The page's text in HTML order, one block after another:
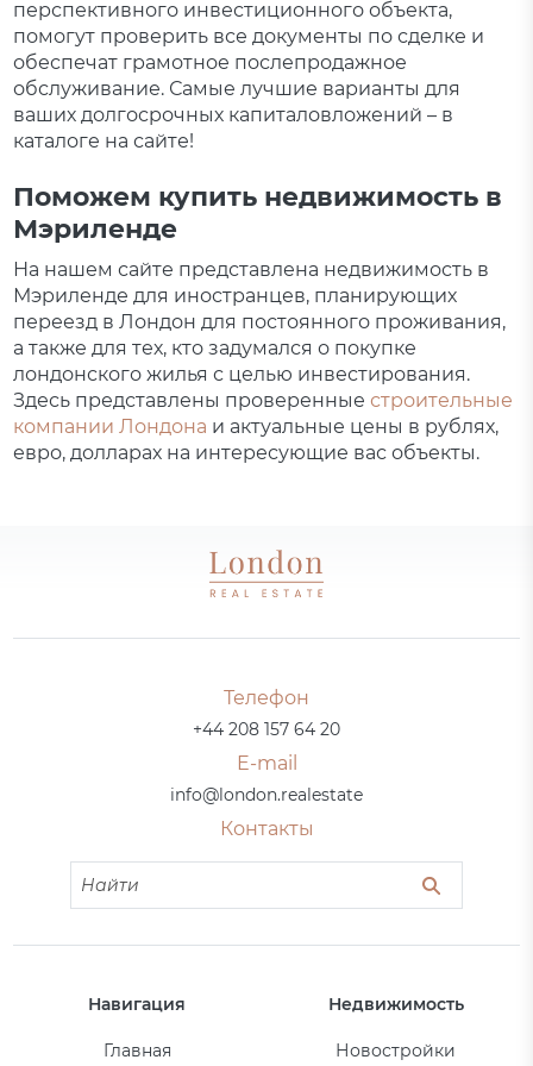
перспективного инвестиционного объекта,
помогут проверить все документы по сделке и
обеспечат грамотное послепродажное
обслуживание. Самые лучшие варианты для
ваших долгосрочных капиталовложений – в
каталоге на сайте!
Поможем купить недвижимость в
Мэриленде
На нашем сайте представлена недвижимость в
Мэриленде для иностранцев, планирующих
переезд в Лондон для постоянного проживания,
а также для тех, кто задумался о покупке
лондонского жилья с целью инвестирования.
Здесь представлены проверенныестроительные
компании Лондона и актуальные цены в рублях,
евро, долларах на интересующие вас объекты.
Телефон
+44 208 157 64 20
E-mail
info@london.realestate
Контакты
Навигация
Главная
Недвижимость
Новостройки